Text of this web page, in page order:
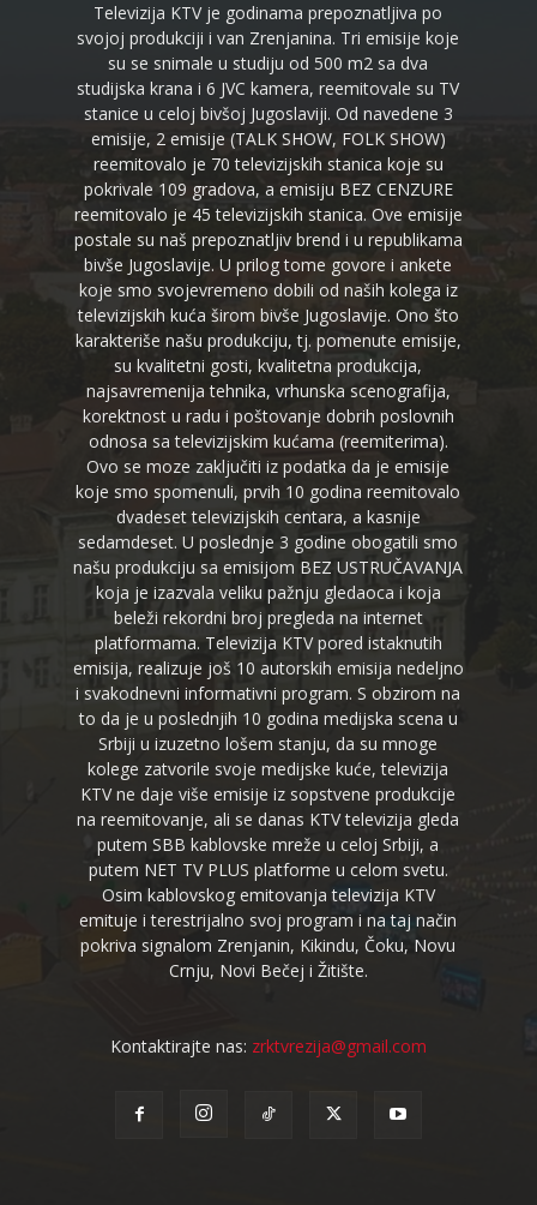
Televizija KTV je godinama prepoznatljiva po
svojoj produkciji i van Zrenjanina. Tri emisije koje
su se snimale u studiju od 500 m2 sa dva
studijska krana i 6 JVC kamera, reemitovale su TV
stanice u celoj bivšoj Jugoslaviji. Od navedene 3
emisije, 2 emisije (TALK SHOW, FOLK SHOW)
reemitovalo je 70 televizijskih stanica koje su
pokrivale 109 gradova, a emisiju BEZ CENZURE
reemitovalo je 45 televizijskih stanica. Ove emisije
postale su naš prepoznatljiv brend i u republikama
bivše Jugoslavije. U prilog tome govore i ankete
koje smo svojevremeno dobili od naših kolega iz
televizijskih kuća širom bivše Jugoslavije. Ono što
karakteriše našu produkciju, tj. pomenute emisije,
su kvalitetni gosti, kvalitetna produkcija,
najsavremenija tehnika, vrhunska scenografija,
korektnost u radu i poštovanje dobrih poslovnih
odnosa sa televizijskim kućama (reemiterima).
Ovo se moze zaključiti iz podatka da je emisije
koje smo spomenuli, prvih 10 godina reemitovalo
dvadeset televizijskih centara, a kasnije
sedamdeset. U poslednje 3 godine obogatili smo
našu produkciju sa emisijom BEZ USTRUČAVANJA
koja je izazvala veliku pažnju gledaoca i koja
beleži rekordni broj pregleda na internet
platformama. Televizija KTV pored istaknutih
emisija, realizuje još 10 autorskih emisija nedeljno
i svakodnevni informativni program. S obzirom na
to da je u poslednjih 10 godina medijska scena u
Srbiji u izuzetno lošem stanju, da su mnoge
kolege zatvorile svoje medijske kuće, televizija
KTV ne daje više emisije iz sopstvene produkcije
na reemitovanje, ali se danas KTV televizija gleda
putem SBB kablovske mreže u celoj Srbiji, a
putem NET TV PLUS platforme u celom svetu.
Osim kablovskog emitovanja televizija KTV
emituje i terestrijalno svoj program i na taj način
pokriva signalom Zrenjanin, Kikindu, Čoku, Novu
Crnju, Novi Bečej i Žitište.
Kontaktirajte nas: zrktvrezija@gmail.com